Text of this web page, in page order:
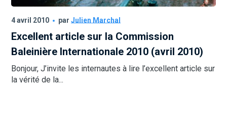
4 avril 2010 parJulien Marchal
Excellent article sur la Commission
Baleinière Internationale 2010 (avril 2010)
Bonjour, J’invite les internautes à lire l’excellent article sur
la vérité de la...